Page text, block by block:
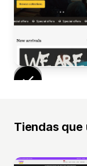
Tiendas que